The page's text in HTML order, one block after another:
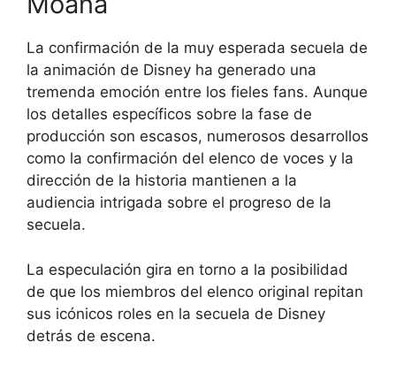
La confirmación de la muy esperada secuela de
la animación de Disney ha generado una
tremenda emoción entre los fieles fans. Aunque
los detalles específicos sobre la fase de
producción son escasos, numerosos desarrollos
como la confirmación del elenco de voces y la
dirección de la historia mantienen a la
audiencia intrigada sobre el progreso de la
secuela.
La especulación gira en torno a la posibilidad
de que los miembros del elenco original repitan
sus icónicos roles en la secuela de Disney
detrás de escena.